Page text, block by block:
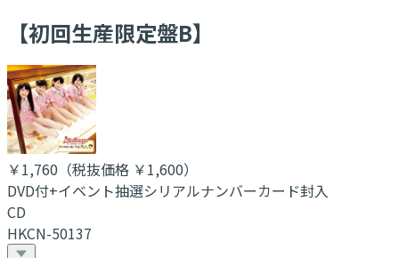
【初回生産限定盤B】
￥1,760 （税抜価格 ￥1,600）
DVD付+イベント抽選シリアルナンバーカード封入
CD
HKCN-50137